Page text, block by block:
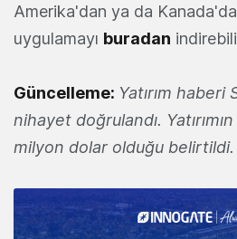
Amerika'dan ya da
uygulamayı buradan
Güncelleme: Yatırım haberi
nihayet doğrulandı.
milyon dolar olduğu belirtildi.